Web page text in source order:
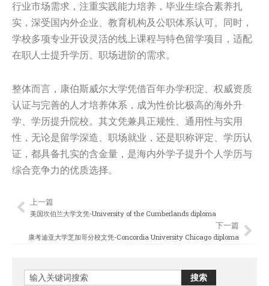
行业市场需求，注重实践能力培养，毕业生综合素养扎
实，深受国内外企业、教育机构及公职体系认可。同时，
学校多项专业开设灵活的线上课程与特色留学项目，适配
在职人士提升学历、职场进阶的需求。
整体而言，康伯斯威尔大学凭借百年办学积淀、权威资质
认证与完善的人才培养体系，成为性价比极高的海外升
学、学历提升院校。其文凭兼具正规性、通用性与实用
性，无论是留学深造、职场就业，还是职称评定、学历认
证，都具备扎实的含金量，是海内外学子提升个人学历与
综合竞争力的优质选择。
Prev
上一篇
美国坎伯兰大学文凭-University of the Cumberlands diploma
下一篇
康考迪亚大学芝加哥分校文凭-Concordia University Chicago diploma
Search 搜索